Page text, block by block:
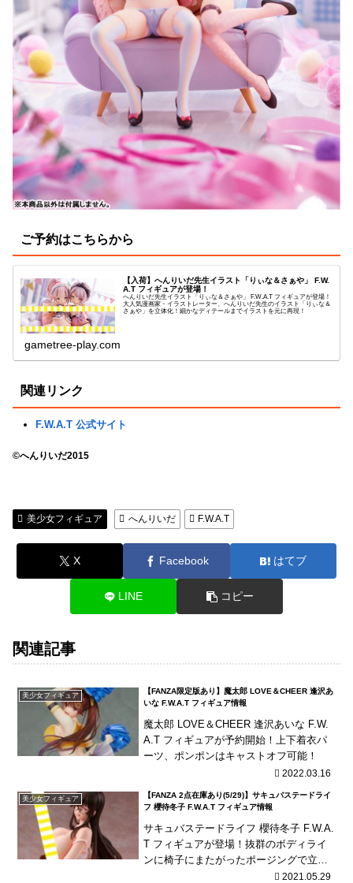
ご予約はこちらから
【入荷】へんりいだ先生イラスト「りぃな＆さぁや」 F.W.
A.T フィギュアが登場！
へんりいだ先生イラスト「りぃな＆さぁや」 F.W.A.T フィギュアが登場！
大人気漫画家・イラストレーター、へんりいだ先生のイラスト「りぃな＆
さぁや」を立体化！細かなディテールまでイラストを元に再現！
gametree-play.com
関連リンク
F.W.A.T 公式サイト
©へんりいだ2015
美少女フィギュア へんりいだ F.W.A.T
X Facebook はてブ
LINE コピー
関連記事
美少女フィギュア
【FANZA限定版あり】魔太郎 LOVE＆CHEER 逢沢あ
いな F.W.A.T フィギュア情報
魔太郎 LOVE＆CHEER 逢沢あいな F.W.
A.T フィギュアが予約開始！上下着衣パ
ーツ、ポンポンはキャストオフ可能！
2022.03.16
美少女フィギュア
【FANZA 2点在庫あり(5/29)】サキュバステードライ
フ 櫻待冬子 F.W.A.T フィギュア情報
サキュバステードライフ 櫻待冬子 F.W.A.
T フィギュアが登場！抜群のボディライ
ンに椅子にまたがったポージングで立体
2021.05.29